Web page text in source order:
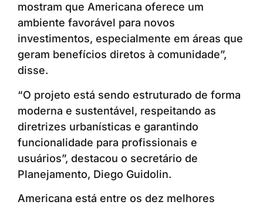
mostram que Americana oferece um
ambiente favorável para novos
investimentos, especialmente em áreas que
geram benefícios diretos à comunidade”,
disse.
“O projeto está sendo estruturado de forma
moderna e sustentável, respeitando as
diretrizes urbanísticas e garantindo
funcionalidade para profissionais e
usuários”, destacou o secretário de
Planejamento, Diego Guidolin.
Americana está entre os dez melhores